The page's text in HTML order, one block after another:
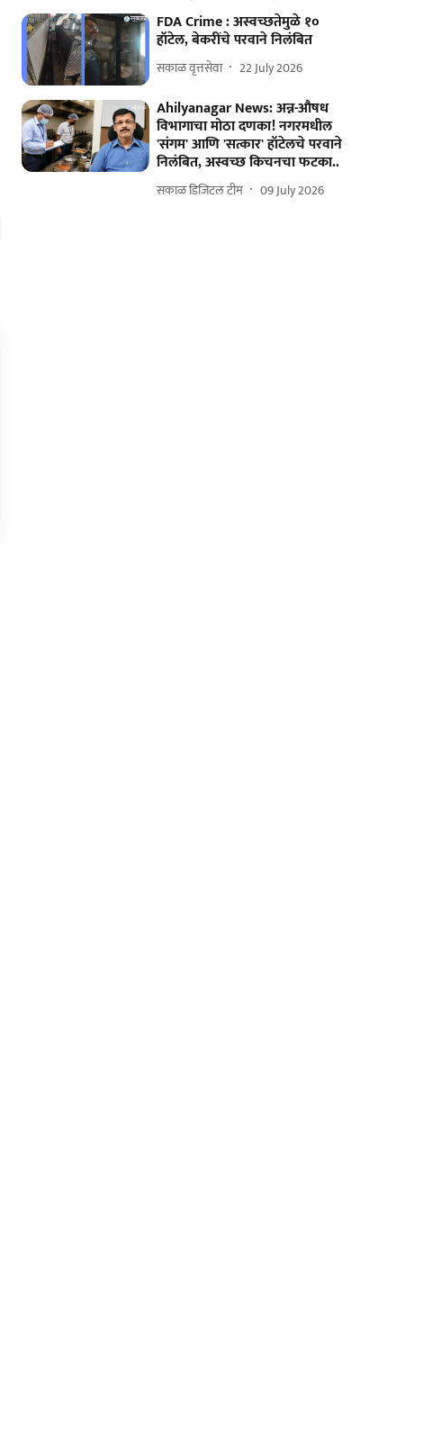
FDA Crime : अस्वच्छतेमुळे १०
हॉटेल, बेकरींचे परवाने निलंबित
सकाळ वृत्तसेवा 22 July 2026
Ahilyanagar News: अन्न-औषध
विभागाचा मोठा दणका! नगरमधील
'संगम' आणि 'सत्कार' हॉटेलचे परवाने
निलंबित, अस्वच्छ किचनचा फटका..
सकाळ डिजिटल टीम 09 July 2026